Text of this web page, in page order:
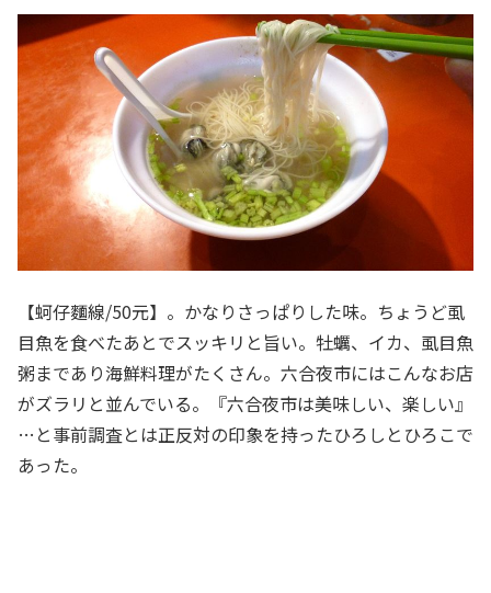
【蚵仔麵線/50元】。かなりさっぱりした味。ちょうど虱
目魚を食べたあとでスッキリと旨い。牡蠣、イカ、虱目魚
粥まであり海鮮料理がたくさん。六合夜市にはこんなお店
がズラリと並んでいる。『六合夜市は美味しい、楽しい』
…と事前調査とは正反対の印象を持ったひろしとひろこで
あった。